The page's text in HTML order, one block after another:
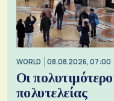
WORLD 08.08.2026, 07:00
Οι
πολυτελείας